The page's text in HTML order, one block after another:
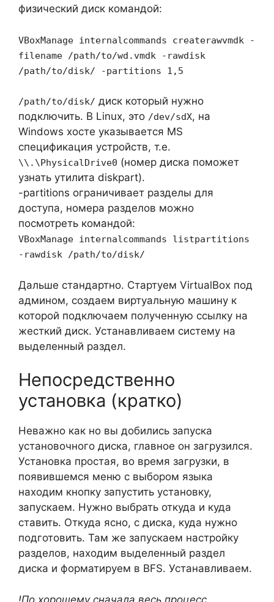
физический диск командой:
VBoxManage internalcommands createrawvmdk -
filename /path/to/wd.vmdk -rawdisk
/path/to/disk/ -partitions 1,5
/path/to/disk/ диск который нужно
подключить. В Linux, это /dev/sdX, на
Windows хосте указывается MS
спецификация устройств, т.е.
\\.\PhysicalDrive0 (номер диска поможет
узнать утилита diskpart).
-partitions ограничивает разделы для
доступа, номера разделов можно
посмотреть командой:
VBoxManage internalcommands listpartitions
-rawdisk /path/to/disk/
Дальше стандартно. Стартуем VirtualBox под
админом, создаем виртуальную машину к
которой подключаем полученную ссылку на
жесткий диск. Устанавливаем систему на
выделенный раздел.
Непосредственно
установка (кратко)
Неважно как но вы добились запуска
установочного диска, главное он загрузился.
Установка простая, во время загрузки, в
появившемся меню с выбором языка
находим кнопку запустить установку,
запускаем. Нужно выбрать откуда и куда
ставить. Откуда ясно, с диска, куда нужно
подготовить. Там же запускаем настройку
разделов, находим выделенный раздел
диска и форматируем в BFS. Устанавливаем.
!По хорошему сначала весь процесс